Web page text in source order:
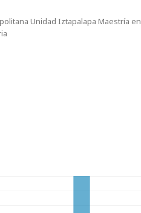
Unidad Iztapalapa Maestría en